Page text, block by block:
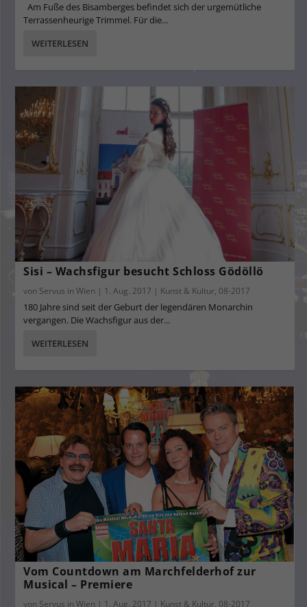
Am Fuße des Bisamberges befindet sich der urgemütliche
Terrassenheurige Trimmel. Für die...
WEITERLESEN
Sisi – Wachsfigur besucht Schloss Gödöllö
von Servus in Wien | 1. Aug. 2017 | Kunst & Kultur, 08-2017
180 Jahre sind seit der Geburt der legendären Monarchin
vergangen. Die Wachsfigur aus der...
WEITERLESEN
Vom Countdown am Marchfelderhof zur
Musical – Premiere
von Servus in Wien | 1. Aug. 2017 | Kunst & Kultur, 08-2017